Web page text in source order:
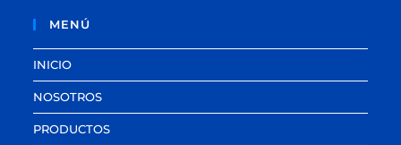
MENÚ
INICIO
NOSOTROS
PRODUCTOS